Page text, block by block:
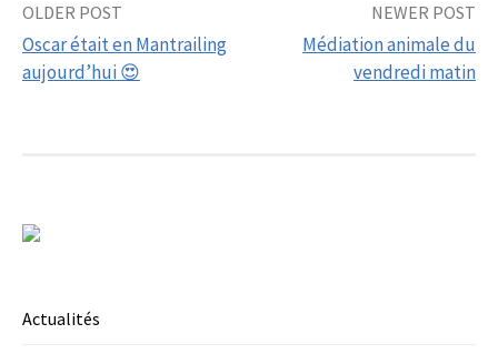
Post
navigation
OLDER POST
Oscar était en Mantrailing
aujourd’hui 😍
NEWER POST
Médiation animale du
vendredi matin
Actualités